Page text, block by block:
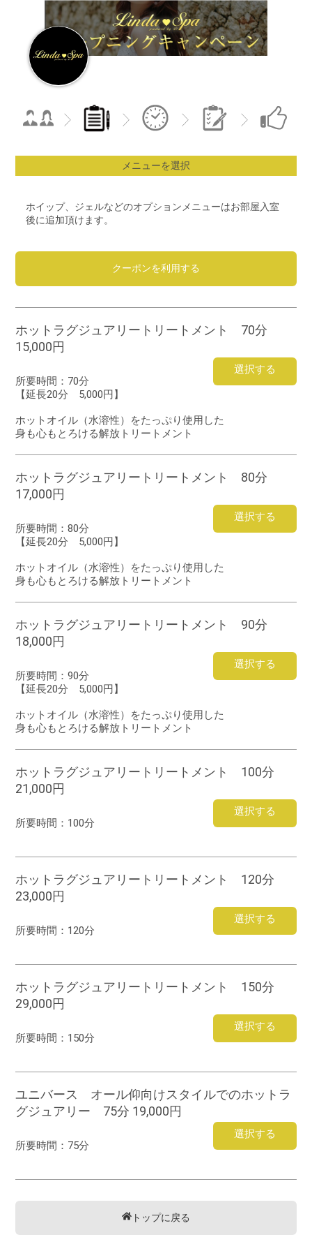
メニューを選択
ホイップ、ジェルなどのオプションメニューはお部屋入室
後に追加頂けます。
クーポンを利用する
ホットラグジュアリートリートメント 70分
15,000円
選択する
所要時間： 70分
【延長20分 5,000円】
ホットオイル（水溶性）をたっぷり使用した
身も心もとろける解放トリートメント
ホットラグジュアリートリートメント 80分
17,000円
選択する
所要時間：80分
【延長20分 5,000円】
ホットオイル（水溶性）をたっぷり使用した
身も心もとろける解放トリートメント
ホットラグジュアリートリートメント 90分
18,000円
選択する
所要時間：90分
【延長20分 5,000円】
ホットオイル（水溶性）をたっぷり使用した
身も心もとろける解放トリートメント
ホットラグジュアリートリートメント 100分
21,000円
選択する
所要時間： 100分
ホットラグジュアリートリートメント 120分
23,000円
選択する
所要時間： 120分
ホットラグジュアリートリートメント 150分
29,000円
選択する
所要時間： 150分
ユニバース オール仰向けスタイルでのホットラ
グジュアリー 75分 19,000円
選択する
所要時間： 75分
トップに戻る